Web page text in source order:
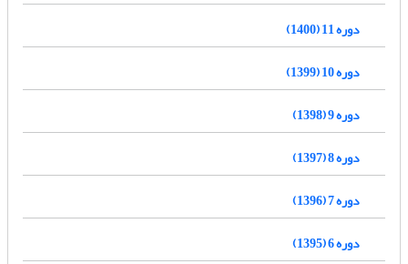
دوره 11 (1400)
دوره 10 (1399)
دوره 9 (1398)
دوره 8 (1397)
دوره 7 (1396)
دوره 6 (1395)